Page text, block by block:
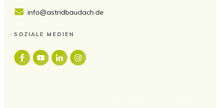
info@astridbaudach.de
SOZIALE MEDIEN